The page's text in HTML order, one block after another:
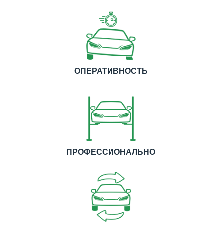
ОПЕРАТИВНОСТЬ
ПРОФЕССИОНАЛЬНО